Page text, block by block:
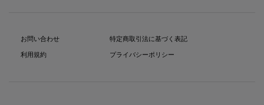
お問い合わせ
利用規約
特定商取引法に基づく表記
プライバシーポリシー